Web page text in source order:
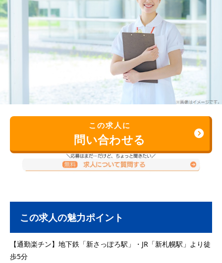
この求人に
問い合わせる
この求人の魅力ポイント
【通勤楽チン】地下鉄「新さっぽろ駅」・JR「新札幌駅」より徒
歩5分